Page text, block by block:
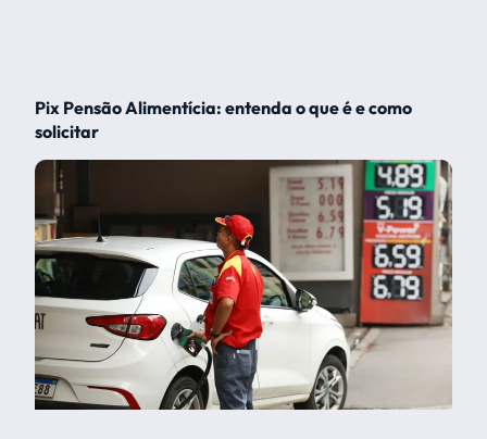
Pix Pensão Alimentícia: entenda o que é e como
solicitar